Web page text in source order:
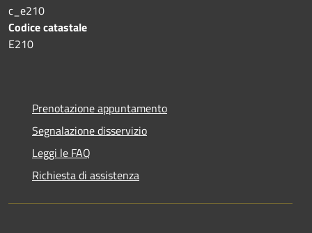
c_e210
Codice catastale
E210
Prenotazione appuntamento
Segnalazione disservizio
Leggi le FAQ
Richiesta di assistenza